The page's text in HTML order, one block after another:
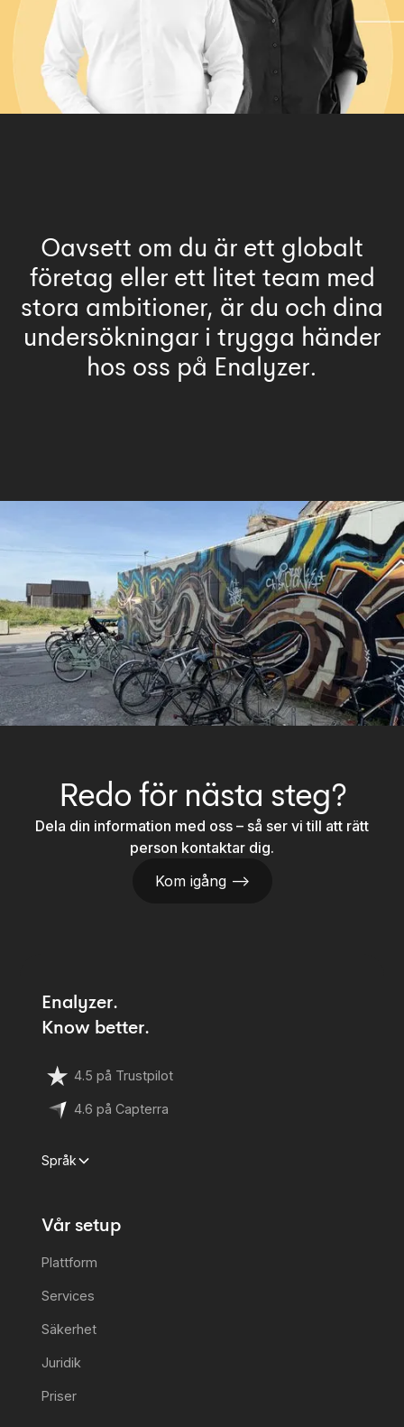
Oavsett om du är ett globalt
företag eller ett litet team med
stora ambitioner, är du och dina
undersökningar i trygga händer
hos oss på Enalyzer.
Redo för nästa steg?
Dela din information med oss – så ser vi till att rätt
person kontaktar dig.
Kom igång —>
Enalyzer.
Know better.
4.5 på Trustpilot
4.6 på Capterra
Språk
Vår setup
Plattform
Services
Säkerhet
Juridik
Priser